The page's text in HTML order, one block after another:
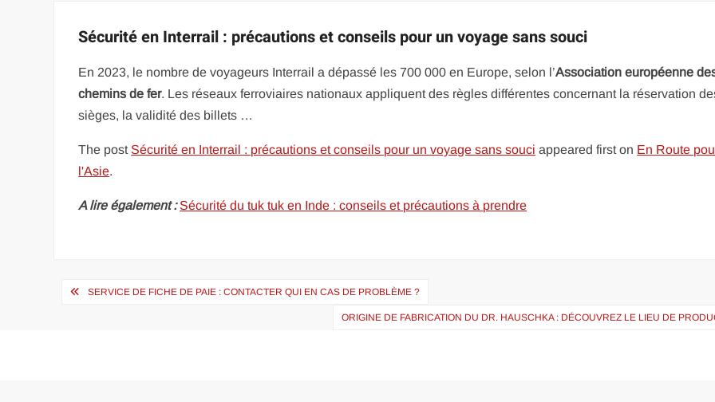
Sécurité en Interrail : précautions et conseils pour un voyage sans souci
En 2023, le nombre de voyageurs Interrail a dépassé les 700 000 en Europe, selon l’Association européenne
chemins de fer. Les réseaux ferroviaires nationaux appliquent des règles différentes concernant la réservation
sièges, la validité des billets …
The post Sécurité en Interrail : précautions et conseils pour un voyage sans souci appeared first on En Route
l'Asie.
A lire également : Sécurité du tuk tuk en Inde : conseils et précautions à prendre
Navigation
SERVICE DE FICHE DE PAIE : CONTACTER QUI EN CAS DE PROBLÈME ?
ORIGINE DE FABRICATION DU DR. HAUSCHKA : DÉCOUVREZ LE LIEU DE